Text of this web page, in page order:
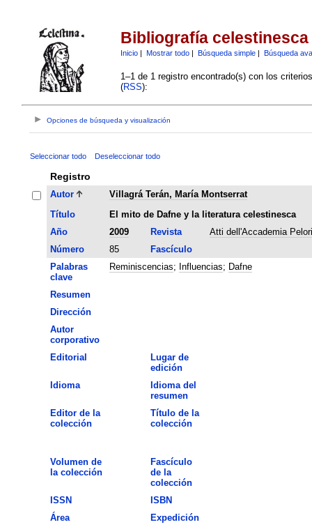
Bibliografía celestinesca
Inicio| Mostrar todo| Búsqueda simple| Búsqueda
1–1 de 1 registro encontrado(s) con los
(RSS):
Opciones de búsqueda y visualización
Seleccionar todo Deseleccionar todo
Registro
Autor
Villagrá Terán, María Montserrat
Título
El mito de Dafne y la literatura celestinesca
Año
2009 Revista
Atti dell'Accademia
Número
85
Fascículo
Palabras
clave
Reminiscencias; Influencias; Dafne
Resumen
Dirección
Autor
corporativo
Editorial
Lugar de
edición
Idioma
Idioma del
resumen
Editor de la
colección
Título de la
colección
Volumen de
la colección
Fascículo
de la
colección
ISSN
ISBN
Área
Expedición